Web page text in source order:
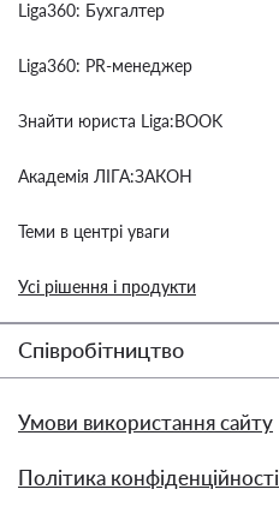
Liga360: Бухгалтер
Liga360: PR-менеджер
Знайти юриста Liga:BOOK
Академія ЛІГА:ЗАКОН
Теми в центрі уваги
Усі рішення і продукти
Співробітництво
Умови використання сайту
Політика конфіденційності